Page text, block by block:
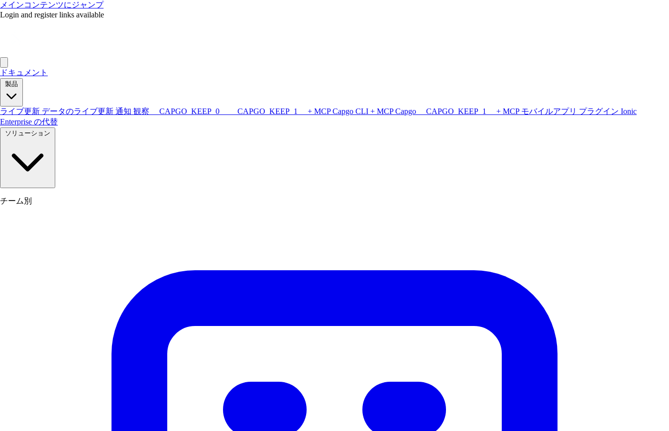
メインコンテンツにジャンプ
Login and register links available
ドキュメント
製品
ライブ更新 データのライブ更新 通知 観察 __CAPGO_KEEP_0__ __CAPGO_KEEP_1__ + MCPCapgo CLI + MCPCapgo __CAPGO_KEEP_1__ + MCP モバイルアプリ プラグイン Ionic
Enterprise の代替
ソリューション
チーム別